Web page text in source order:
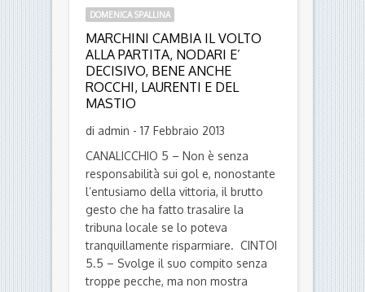
DOMENICA SPALLINA
MARCHINI CAMBIA IL VOLTO
ALLA PARTITA, NODARI E’
DECISIVO, BENE ANCHE
ROCCHI, LAURENTI E DEL
MASTIO
di admin - 17 Febbraio 2013
CANALICCHIO 5 – Non è senza
responsabilità sui gol e, nonostante
l’entusiamo della vittoria, il brutto
gesto che ha fatto trasalire la
tribuna locale se lo poteva
tranquillamente risparmiare. CINTOI
5.5 – Svolge il suo compito senza
troppe pecche, ma non mostra